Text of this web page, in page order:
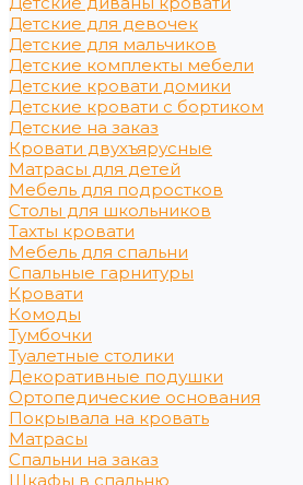
Детские для девочек
Детские для мальчиков
Детские комплекты мебели
Детские кровати домики
Детские кровати с бортиком
Детские на заказ
Кровати двухъярусные
Матрасы для детей
Мебель для подростков
Столы для школьников
Тахты кровати
Мебель для спальни
Спальные гарнитуры
Кровати
Комоды
Тумбочки
Туалетные столики
Декоративные подушки
Ортопедические основания
Покрывала на кровать
Матрасы
Спальни на заказ
Шкафы в спальню